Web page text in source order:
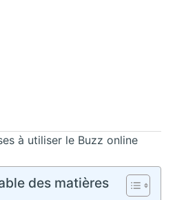
à utiliser le Buzz online
des matières